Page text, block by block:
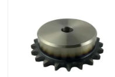
Produkte
Videos